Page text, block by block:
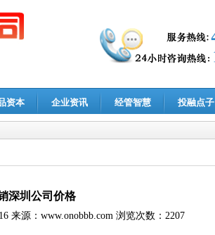
资本 企业资讯 经管智慧 投融点子
深圳公司价格
来源： www.onobbb.com 浏览次数：2207